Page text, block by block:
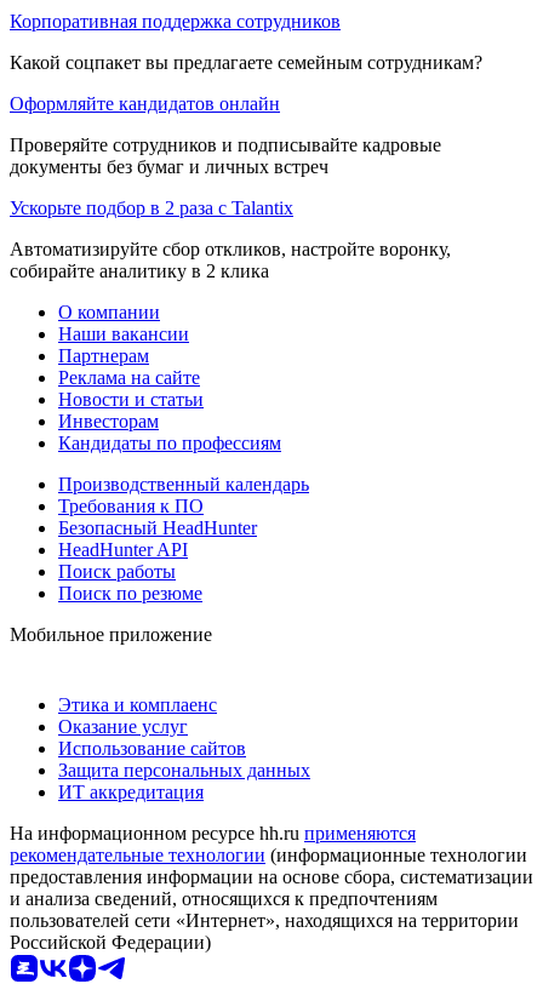
Корпоративная поддержка сотрудников
Какой соцпакет вы предлагаете семейным сотрудникам?
Оформляйте кандидатов онлайн
Проверяйте сотрудников и подписывайте кадровые
документы без бумаг и личных встреч
Ускорьте подбор в 2 раза с Talantix
Автоматизируйте сбор откликов, настройте воронку,
собирайте аналитику в 2 клика
О компании
Наши вакансии
Партнерам
Реклама на сайте
Новости и статьи
Инвесторам
Кандидаты по профессиям
Производственный календарь
Требования к ПО
Безопасный HeadHunter
HeadHunter API
Поиск работы
Поиск по резюме
Мобильное приложение
Этика и комплаенс
Оказание услуг
Использование сайтов
Защита персональных данных
ИТ аккредитация
На информационном ресурсе hh.ru применяются
рекомендательные технологии (информационные технологии
предоставления информации на основе сбора, систематизации
и анализа сведений, относящихся к предпочтениям
пользователей сети «Интернет», находящихся на территории
Российской Федерации)